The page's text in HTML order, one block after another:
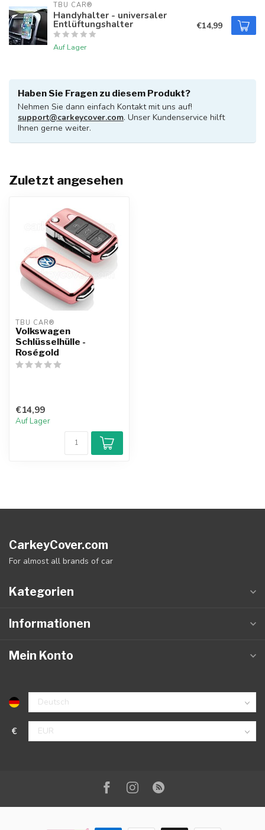
TBU CAR®
Handyhalter - universaler
Entlüftungshalter
Auf Lager
€14,99
Haben Sie Fragen zu diesem Produkt?
Nehmen Sie dann einfach Kontakt mit uns auf!
support@carkeycover.com. Unser Kundenservice hilft
Ihnen gerne weiter.
Zuletzt angesehen
TBU CAR®
Volkswagen
Schlüsselhülle -
Roségold
€14,99
Auf Lager
CarkeyCover.com
For almost all brands of car
Kategorien
Informationen
Mein Konto
€